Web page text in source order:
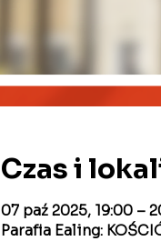
Czas i
07 paź 2025, 19:00 –
Parafia Ealing: